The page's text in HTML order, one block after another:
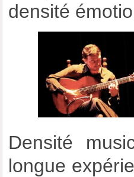
densité
Densité
longue